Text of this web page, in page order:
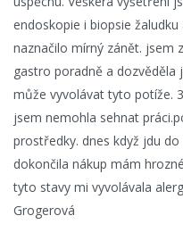
endoskopie i biopsie
naznačilo mírný zánět. jsem
gastro poradně a dozvěděla
může vyvolávat tyto potíže.
jsem nemohla sehnat
prostředky. dnes když jdu
dokončila nákup mám
tyto stavy mi vyvolávala
Grogerová